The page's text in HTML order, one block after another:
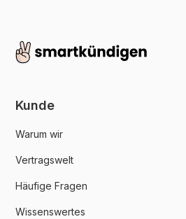
Kunde
Warum wir
Vertragswelt
Häufige Fragen
Wissenswertes